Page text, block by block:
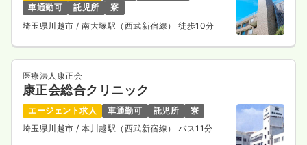
車通勤可
託児所
寮
埼玉県川越市 / 南大塚駅（西武新宿線） 徒歩10分
医療法人康正会
康正会総合クリニック
エージェント求人 車通勤可 託児所
寮
埼玉県川越市/ 本川越駅（西武新宿線） バス11分